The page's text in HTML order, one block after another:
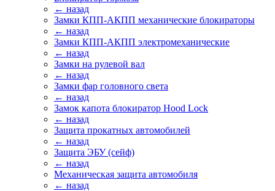
← назад
Замки КПП-АКПП механические блокираторы
← назад
Замки КПП-АКПП электромеханические
← назад
Замки на рулевой вал
← назад
Замки фар головного света
← назад
Замок капота блокиратор Hood Lock
← назад
Защита прокатных автомобилей
← назад
Защита ЭБУ (сейф)
← назад
Механическая защита автомобиля
← назад